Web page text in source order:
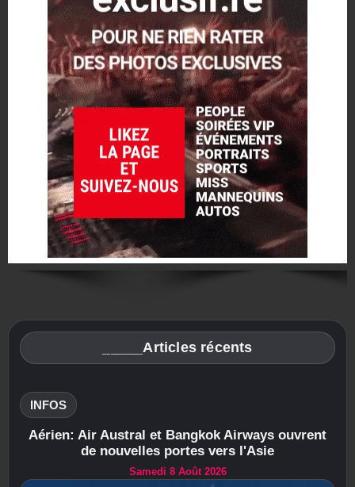
_____Articles récents
INFOS
Aérien: Air Austral et Bangkok Airways ouvrent
de nouvelles portes vers l'Asie
Samedi 8 Août 2026